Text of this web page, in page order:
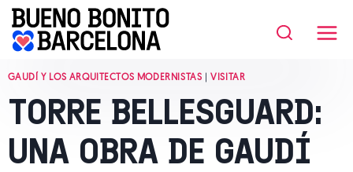
Saltar
contenido
GAUDÍ Y LOS ARQUITECTOS MODERNISTAS |VISITAR
TORRE BELLESGUARD:
UNA OBRA DE GAUDÍ